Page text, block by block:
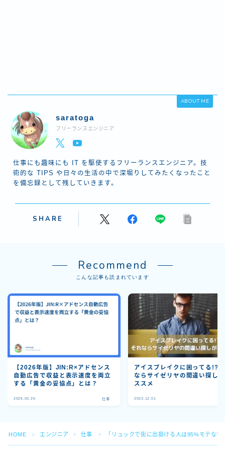
Follow Me
ABOUT ME
saratoga
フリーランスエンジニア
仕事にも趣味にも IT を駆使するフリーランスエンジニア。技
術的な TIPS や日々の生活の中で深堀りしてみたくなったこと
を備忘録として残していきます。
SHARE
Recommend
こんな記事も読まれています
【2026年版】JIN:R×アドセンス
自動広告で収益と表示速度を両立
する「黄金の妥協点」とは？
2026.03.26 仕事
アイスブレイクに困ってる!?
ならサイゼリヤの間違い探し
ススメ
2023.12.01
HOME ＞ エンジニア ＞ 仕事 ＞ 「リュックで街に出掛ける人は95%モテな